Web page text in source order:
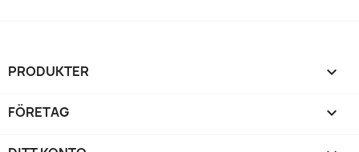
PRODUKTER 
FÖRETAG 